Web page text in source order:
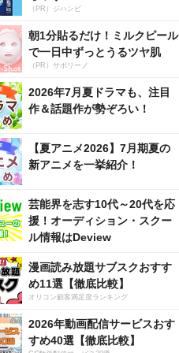
（PR）ジハンピ
朝1分貼るだけ！ミルクピール
で一日中ずっとうるツヤ肌
（PR）サボリーノ
2026年7月夏ドラマも、注目
作＆話題作が勢ぞろい！
【夏アニメ2026】7月期夏の
新アニメを一挙紹介！
芸能界を志す10代～20代を応
援！オーディション・スクー
ル情報はDeview
漫画読み放題サブスクおすす
め11選【徹底比較】
オリコン顧客満足度ランキング
2026年動画配信サービスおす
すめ40選【徹底比較】